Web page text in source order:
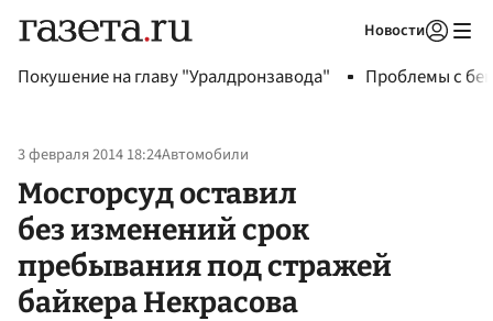
Новости
Покушение на главу "Уралдронзавода" Проблемы с
3 февраля 2014 18:24Автомобили
Мосгорсуд оставил
без изменений срок
пребывания под стражей
байкера Некрасова